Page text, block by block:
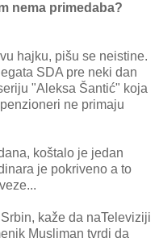
nema primedaba?
hajku, pišu se neistine.
SDA pre neki dan
"Aleksa Šantić" koja
ne primaju
koštalo je jedan
je pokriveno a to
kaže da naTeleviziji
Musliman tvrdi da